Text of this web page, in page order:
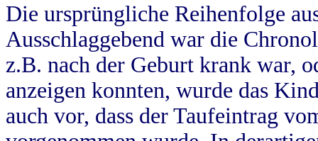
Die ursprüngliche Reihenfolge
Ausschlaggebend war die
z.B. nach der Geburt krank war,
anzeigen konnten, wurde das
auch vor, dass der Taufeintrag